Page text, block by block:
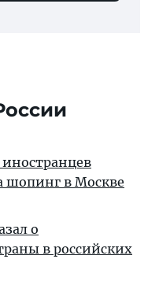
иностранцев
шопинг в Москве
о
в российских